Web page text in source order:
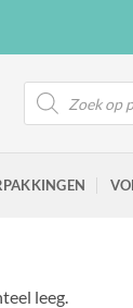
Producten zoeken
leeg.